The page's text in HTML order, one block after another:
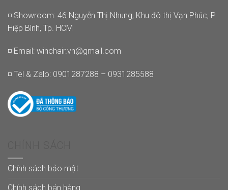
◽ Showroom: 46 Nguyễn Thị Nhung, Khu đô thị Vạn Phúc, P.
Hiệp Bình, Tp. HCM
◽ Email: winchair.vn@gmail.com
◽ Tel & Zalo: 0901287288 – 0931285588
Chính sách bảo mật
Chính sách bán hàng